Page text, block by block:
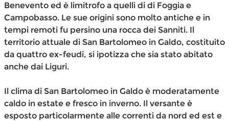
Benevento ed è limitrofo a quelli di di Foggia e
Campobasso. Le sue origini sono molto antiche e in
tempi remoti fu persino una rocca dei Sanniti. Il
territorio attuale di San Bartolomeo in Galdo, costituito
da quattro ex-feudi, si ipotizza che sia stato abitato
anche dai Liguri.
Il clima di San Bartolomeo in Galdo è moderatamente
caldo in estate e fresco in inverno. Il versante è
esposto particolarmente alle correnti da nord ed est e